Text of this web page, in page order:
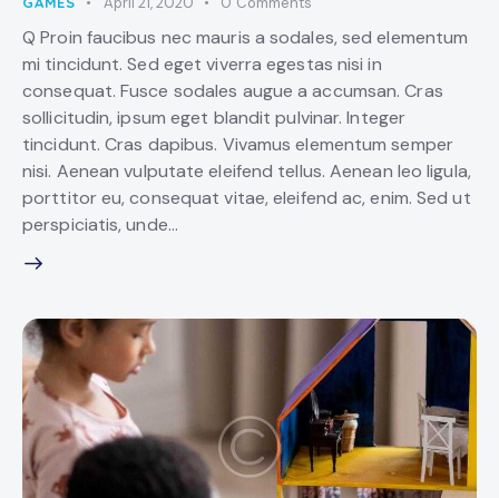
Q Proin faucibus nec mauris a sodales, sed elementum
mi tincidunt. Sed eget viverra egestas nisi in
consequat. Fusce sodales augue a accumsan. Cras
sollicitudin, ipsum eget blandit pulvinar. Integer
tincidunt. Cras dapibus. Vivamus elementum semper
nisi. Aenean vulputate eleifend tellus. Aenean leo ligula,
porttitor eu, consequat vitae, eleifend ac, enim. Sed ut
perspiciatis, unde…